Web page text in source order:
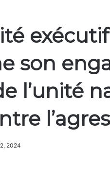
exécutif
son
l’unité
2024